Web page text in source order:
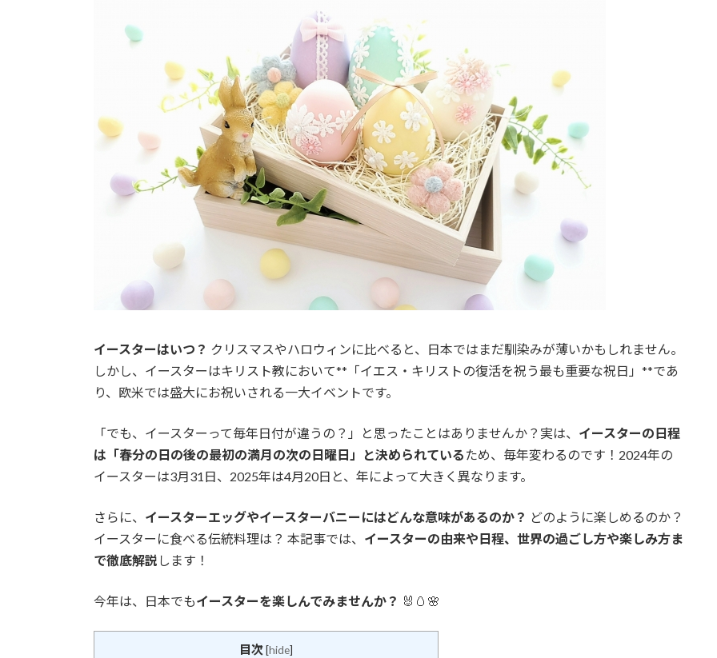
イースターはいつ？ クリスマスやハロウィンに比べると、日本ではまだ馴染みが薄いかもしれません。
しかし、イースターはキリスト教において**「イエス・キリストの復活を祝う最も重要な祝日」**であ
り、欧米では盛大にお祝いされる一大イベントです。
「でも、イースターって毎年日付が違うの？」と思ったことはありませんか？実は、 イースターの日程
は「春分の日の後の最初の満月の次の日曜日」と決められている ため、毎年変わるのです！2024年の
イースターは3月31日、2025年は4月20日と、年によって大きく異なります。
さらに、 イースターエッグやイースターバニーにはどんな意味があるのか？ どのように楽しめるのか？
イースターに食べる伝統料理は？ 本記事では、 イースターの由来や日程、世界の過ごし方や楽しみ方ま
で徹底解説 します！
今年は、日本でもイースターを楽しんでみませんか？ 🐰🥚🌸
目次[hide]